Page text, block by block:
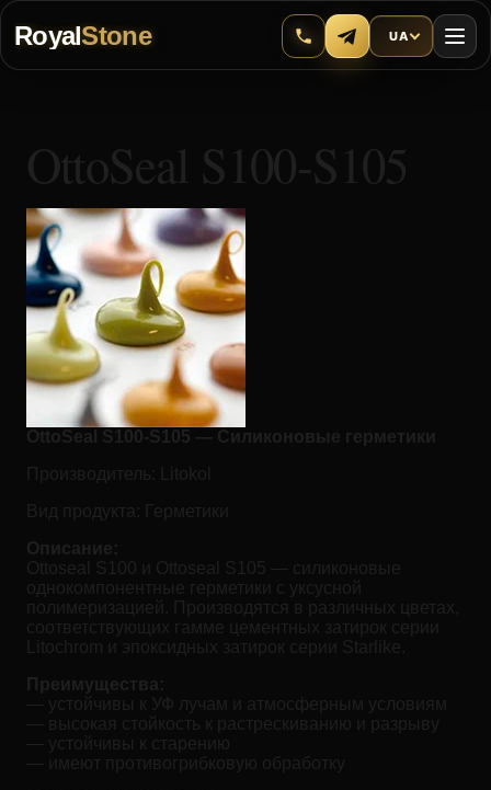
RoyalStone UA
OttoSeal S100-S105
OttoSeal S100-S105 — Силиконовые герметики
Производитель:
Litokol
Вид продукта:
Герметики
Описание:
Ottoseal S100 и Ottoseal S105 — силиконовые
однокомпонентные герметики с уксусной
полимеризацией. Производятся в различных цветах,
соответствующих гамме цементных затирок серии
Litochrom и эпоксидных затирок серии Starlike.
Преимущества:
— устойчивы к УФ лучам и атмосферным условиям
— высокая стойкость к растрескиванию и разрыву
— устойчивы к старению
— имеют противогрибковую обработку